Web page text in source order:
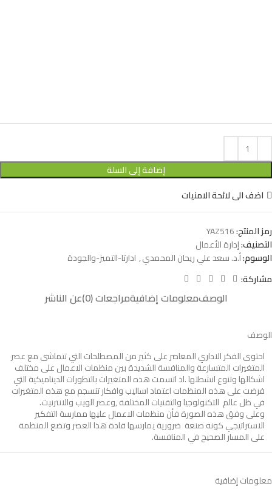
إضافة إلى السلة
اضف الى لائحة الامنيات
رمز المنتج:YAZ516
التصنيف:إدارة الأعمال
الوسوم:أ.د. سعد علي ريحان المحمدي, ادارتا-التميز-والجودة
مشاركة:
الوصفمعلومات إضافيةمراجعات (0) عن الناشر
الوصف
احتوى الفكر الاداري المعاصر على كثير من المصطلحات التي تتماشى مع عصر
المتغيرات المتسارعة والمنافسة الشديدة بين منظمات الاعمال على مختلف
اشكالها وتنوع انشطتها .اذ اتسمت هذه المتغيرات بالتطورات الديناميكية التي
فرضت على هذه المنظمات اعتماد اساليب وافكار تنسجم مع هذه المتغيرات
في ظل عالم التكنولوجيا والتقنيات المختلفة ,وعصر الويب والانترنيت.
وعلى وفق هذه الصورة فأن منظمات الاعمال عليها ممارسة التفكير
الاستراتيجي كونه صنعة ضرورية يمارسها قادة هذا العصر وتضع المنظمة
على المسار الصحيح في المنافسة.
معلومات إضافية